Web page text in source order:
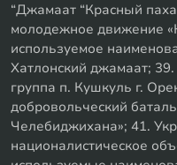
“Джамаат “Красный
молодежное движение
используемое
Хатлонский джамаат;
группа п. Кушкуль г.
добровольческий
Челебиджихана»; 41.
националистическое